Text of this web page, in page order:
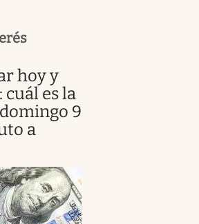
hoy y
es la
9
a